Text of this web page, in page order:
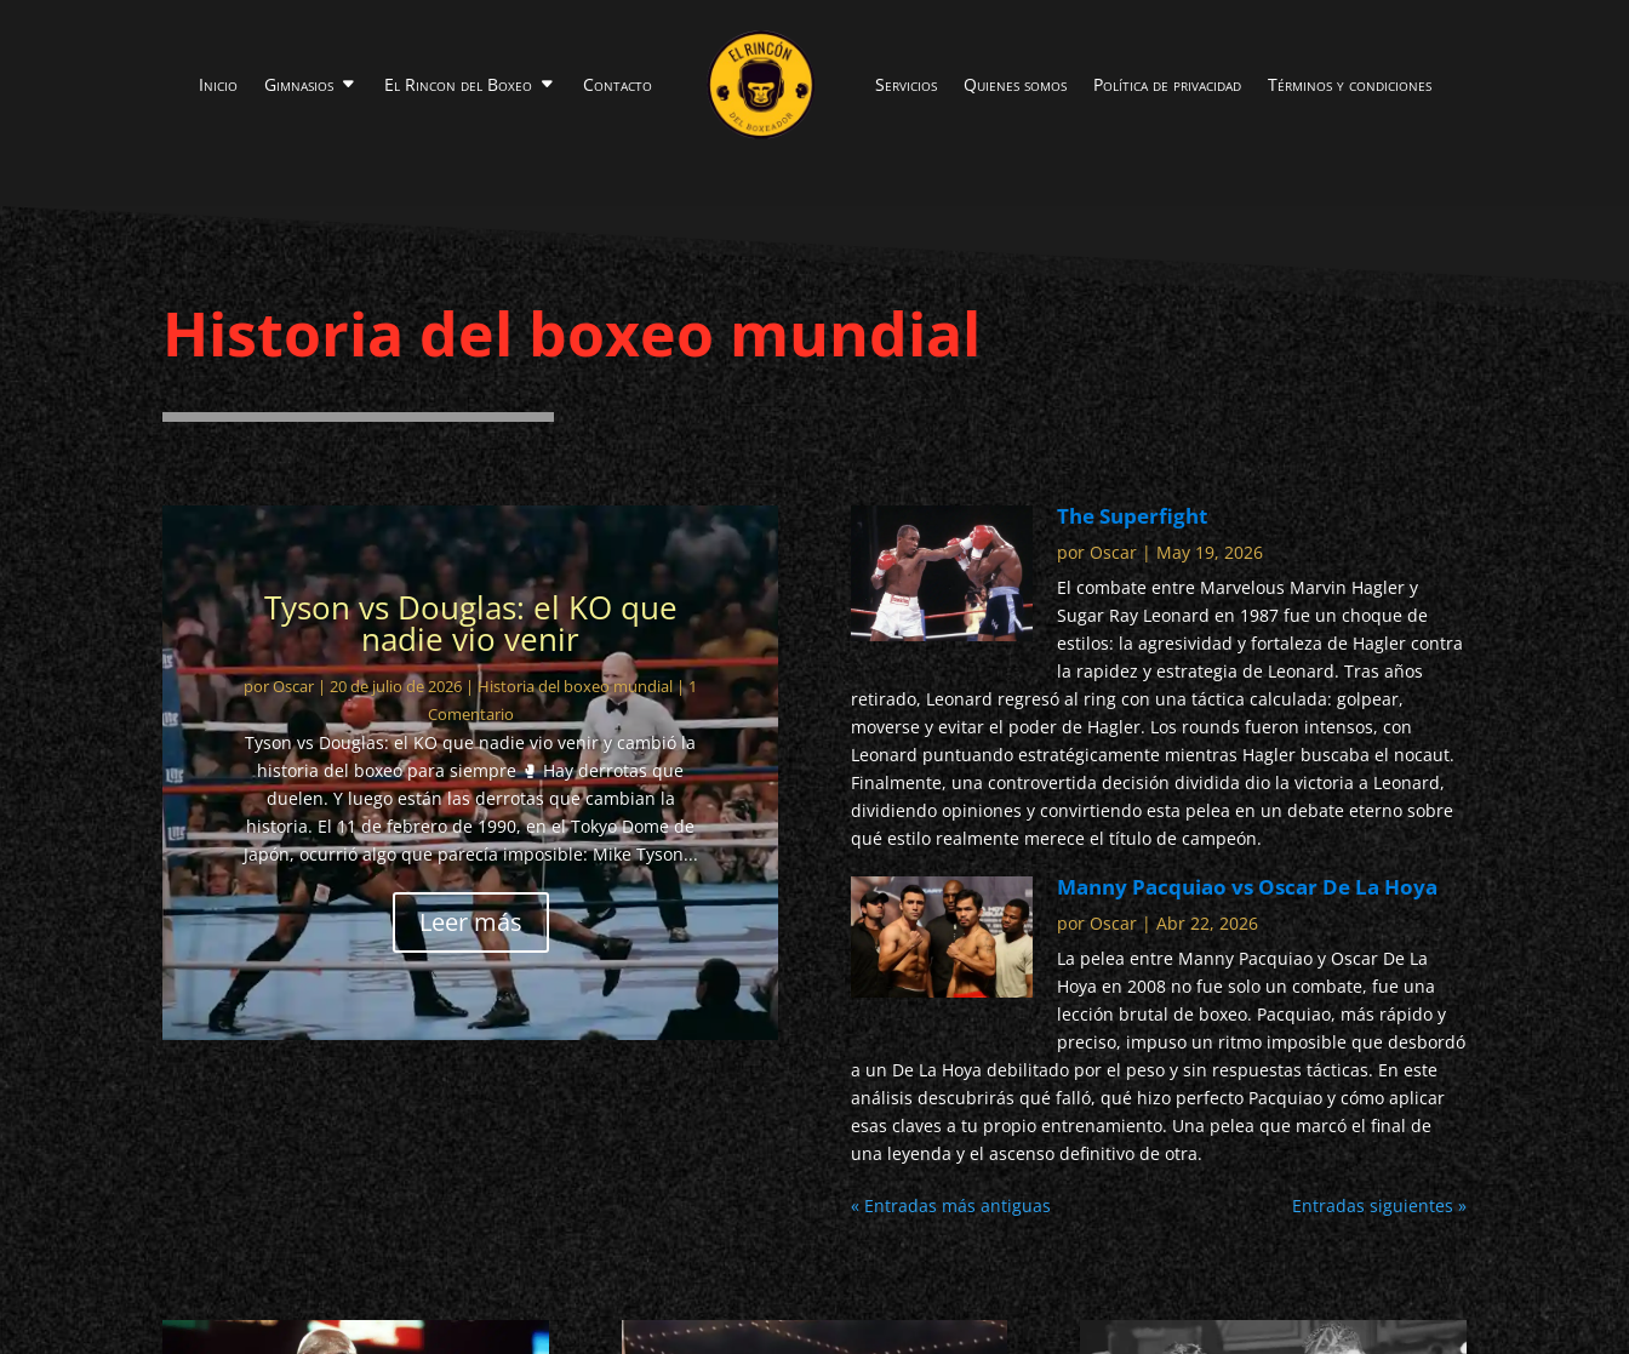
Inicio Gimnasios El Rincon del Boxeo Contacto Servicios Quienes somos Política de privacidad Términos y condiciones
Historia del boxeo mundial
Tyson vs Douglas: el KO que
nadie vio venir
porOscar |20 de julio de 2026| Historia del boxeo mundial| 1
Comentario
Tyson vs Douglas: el KO que nadie vio venir y cambió la
historia del boxeo para siempre 🥊 Hay derrotas que
duelen. Y luego están las derrotas que cambian la
historia. El 11 de febrero de 1990, en el Tokyo Dome de
Japón, ocurrió algo que parecía imposible: Mike Tyson...
Leer más
The Superfight
por Oscar| May 19, 2026
El combate entre Marvelous Marvin Hagler y
Sugar Ray Leonard en 1987 fue un choque de
estilos: la agresividad y fortaleza de Hagler contra
la rapidez y estrategia de Leonard. Tras años
retirado, Leonard regresó al ring con una táctica calculada: golpear,
moverse y evitar el poder de Hagler. Los rounds fueron intensos, con
Leonard puntuando estratégicamente mientras Hagler buscaba el nocaut.
Finalmente, una controvertida decisión dividida dio la victoria a Leonard,
dividiendo opiniones y convirtiendo esta pelea en un debate eterno sobre
qué estilo realmente merece el título de campeón.
Manny Pacquiao vs Oscar De La Hoya
porOscar| Abr 22, 2026
La pelea entre Manny Pacquiao y Oscar De La
Hoya en 2008 no fue solo un combate, fue una
lección brutal de boxeo. Pacquiao, más rápido y
preciso, impuso un ritmo imposible que desbordó
a un De La Hoya debilitado por el peso y sin respuestas tácticas. En este
análisis descubrirás qué falló, qué hizo perfecto Pacquiao y cómo aplicar
esas claves a tu propio entrenamiento. Una pelea que marcó el final de
una leyenda y el ascenso definitivo de otra.
« Entradas más antiguas Entradas siguientes »